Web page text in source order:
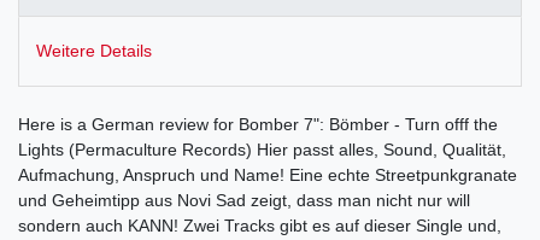
Weitere Details
Here is a German review for Bomber 7": Bömber - Turn offf the
Lights (Permaculture Records) Hier passt alles, Sound, Qualität,
Aufmachung, Anspruch und Name! Eine echte Streetpunkgranate
und Geheimtipp aus Novi Sad zeigt, dass man nicht nur will
sondern auch KANN! Zwei Tracks gibt es auf dieser Single und,